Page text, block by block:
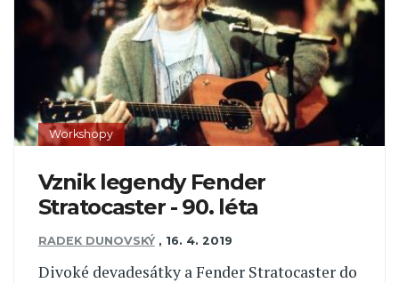
Workshopy
Vznik legendy Fender
Stratocaster - 90. léta
RADEK DUNOVSKÝ , 16. 4. 2019
Divoké devadesátky a Fender Stratocaster do